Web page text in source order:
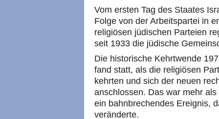
Vom ersten Tag des Staates
Folge von der Arbeitspartei in
religiösen jüdischen Parteien
seit 1933 die jüdische
Die historische Kehrtwende
fand statt, als die religiösen
kehrten und sich der neuen
anschlossen. Das war mehr
ein bahnbrechendes Ereignis,
veränderte.